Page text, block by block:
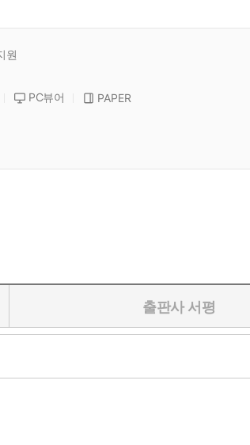
원
PC뷰어
PAPER
출판사 서평
라는 기괴한 배경, 독특한 이중 전개, 심리의